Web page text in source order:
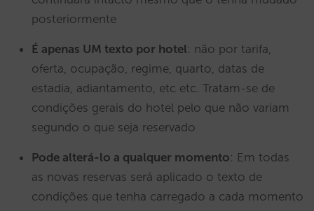
posteriormente
É apenas UM texto por hotel: não por tarifa,
oferta, ocupação, regime, quarto, datas de
estadia, adiantamento, etc etc. Tratam-se de
condições gerais do hotel pelo que não variam
segundo o que seja reservado
Pode alterá-lo a qualquer momento: Em todas
as novas reservas será aplicado o texto de
condições que tenha carregado a cada momento